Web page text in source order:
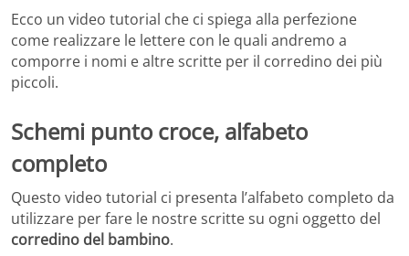
Ecco un video tutorial che ci spiega alla perfezione
come realizzare le lettere con le quali andremo a
comporre i nomi e altre scritte per il corredino dei più
piccoli.
Schemi punto croce, alfabeto
completo
Questo video tutorial ci presenta l’alfabeto completo da
utilizzare per fare le nostre scritte su ogni oggetto del
corredino del bambino.